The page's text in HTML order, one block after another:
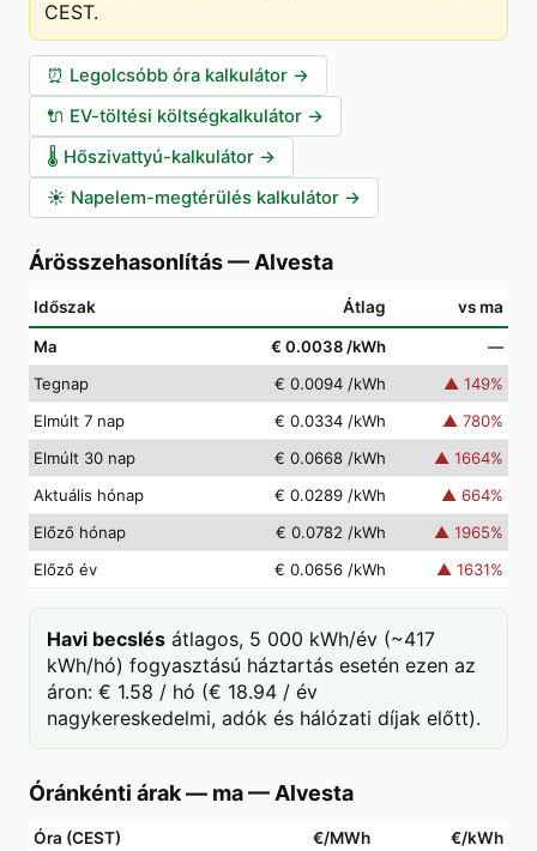
CEST.
⏰ Legolcsóbb óra kalkulátor →
🔌 EV-töltési költségkalkulátor →
🌡️ Hőszivattyú-kalkulátor →
☀️ Napelem-megtérülés kalkulátor →
Árösszehasonlítás— Alvesta
Időszak Átlag vs ma
Ma € 0.0038 /kWh
—
Tegnap
€ 0.0094 /kWh ▲ 149%
Elmúlt 7 nap
€ 0.0334 /kWh ▲ 780%
Elmúlt 30 nap
€ 0.0668 /kWh ▲ 1664%
Aktuális hónap
€ 0.0289 /kWh ▲ 664%
Előző hónap
€ 0.0782 /kWh ▲ 1965%
Előző év
€ 0.0656 /kWh ▲ 1631%
Havi becslés átlagos, 5 000 kWh/év (~417
kWh/hó) fogyasztású háztartás esetén ezen az
áron: € 1.58 / hó (€ 18.94 / év
nagykereskedelmi, adók és hálózati díjak előtt).
Óránkénti árak — ma— Alvesta
Óra (CEST) €/MWh €/kWh